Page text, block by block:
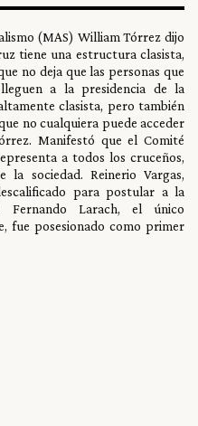
(MAS) William Tórrez dijo
tiene una estructura clasista,
no deja que las personas que
a la presidencia de la
clasista, pero también
no cualquiera puede acceder
Manifestó que el Comité
a todos los cruceños,
sociedad. Reinerio Vargas,
para postular a la
Fernando Larach, el único
fue posesionado como primer